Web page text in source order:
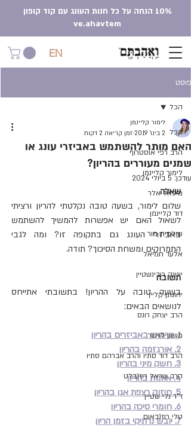
10% הנחה על כל חנות העונג עם קוד קופון
ve.ahavtem
EN
פוסט
הכל
הרב רפי אוסטרוף
לימור קליינמן
מיכאל אלר
דוד קליינמן
שולמית מור
אלעד חמיאל
יונינה רובינשטיין
יהונתן קליין
הרב יצחק רונס
מושון לוינגר
הרב דוד סתיו והרב אברהם סתיו
הרב שראל רוזנבלט
ד"ר נלי שטיין
טלי רוזנבאום
הכל
האם מותר להשתמש באביזרי עונג או
שמנים מעוררים בהריון?
לימור קליינמן
2 בינו׳ 2019
זמן קריאה 2 דקות
עודכן:5 ביולי 2024
שאלה
התמרוקים ומשחת הסיכוך? תודה.
תשובה
לנושאים הבאים:
1. שימוש באביזרים בהריון
2. אורגזמה בהריון
3. חשק מיני בהריון
4. אוננות בהריון
5. חיזוק רצפת אגן בהריון
6. חומרי סיכה בהריון
7. יובש נרתיקי בזמן הריון